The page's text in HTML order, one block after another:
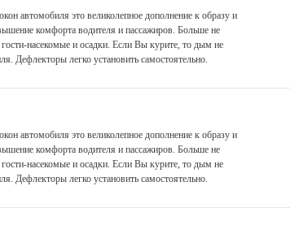
автомобиля это великолепное дополнение к образу и
комфорта водителя и пассажиров. Больше не
насекомые и осадки. Если Вы курите, то дым не
Дефлекторы легко установить самостоятельно.
автомобиля это великолепное дополнение к образу и
комфорта водителя и пассажиров. Больше не
насекомые и осадки. Если Вы курите, то дым не
Дефлекторы легко установить самостоятельно.